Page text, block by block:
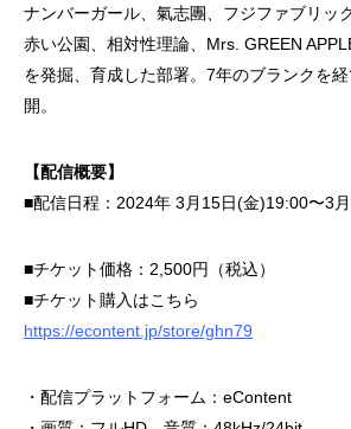
ナンバーガール、氣志團、フジファブリッ
赤い公園、相対性理論、Mrs. GREEN
を発掘、育成した部署。7年のブランクを
開。
【配信概要】
■配信日程：2024年 3月15日(金)19:00〜3
■チケット価格：2,500円（税込）
■チケット購入はこちら
https://econtent.jp/store/ghn79
・配信プラットフォーム：eContent